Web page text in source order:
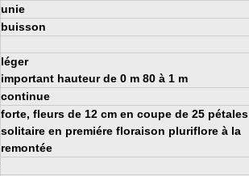
unie
buisson
léger
important hauteur de 0 m 80 à 1 m
continue
forte, fleurs de 12 cm en coupe de 25 pétales
solitaire en premiére floraison pluriflore à la
remontée